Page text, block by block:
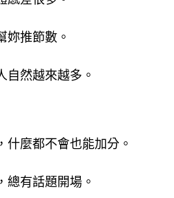
妳推節數。
自然越來越多。
什麼都不會也能加分。
總有話題開場。